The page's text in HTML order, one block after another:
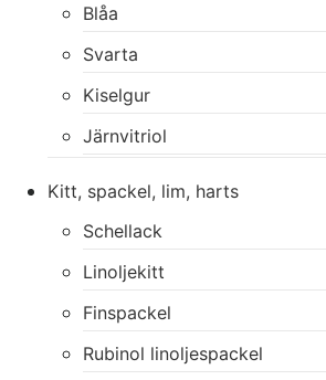
Blåa
Svarta
Kiselgur
Järnvitriol
Kitt, spackel, lim, harts
Schellack
Linoljekitt
Finspackel
Rubinol linoljespackel